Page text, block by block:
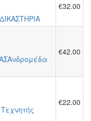
€32.00
€42.00
€22.00